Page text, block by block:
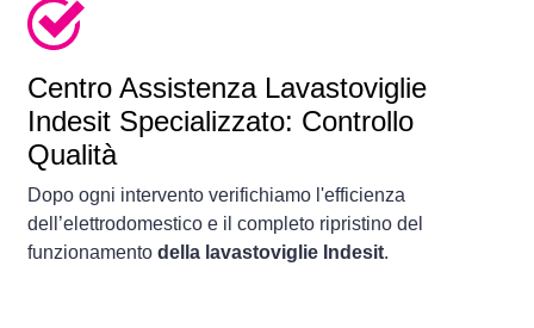
Centro Assistenza Lavastoviglie
Indesit Specializzato: Controllo
Qualità
Dopo ogni intervento verifichiamo l'efficienza
dell’elettrodomestico e il completo ripristino del
funzionamento della lavastoviglie Indesit.